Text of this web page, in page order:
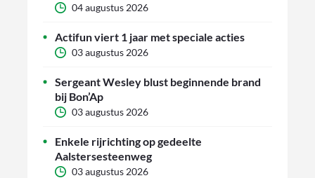
04 augustus 2026
Actifun viert 1 jaar met speciale acties
03 augustus 2026
Sergeant Wesley blust beginnende brand
bij Bon’Ap
03 augustus 2026
Enkele rijrichting op gedeelte
Aalstersesteenweg
03 augustus 2026